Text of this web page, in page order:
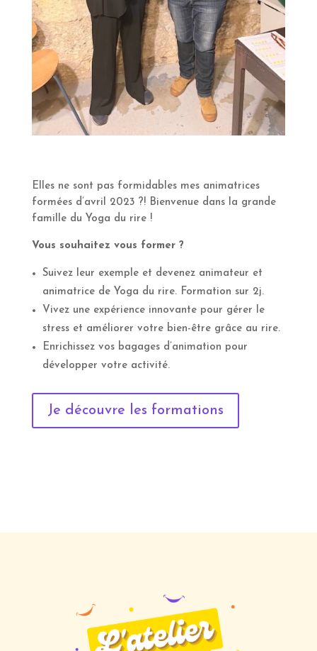
Elles ne sont pas formidables mes animatrices
formées d’avril 2023 ?! Bienvenue dans la grande
famille du Yoga du rire !
Vous souhaitez vous former ?
Suivez leur exemple et devenez animateur et
animatrice de Yoga du rire. Formation sur 2j.
Vivez une expérience innovante pour gérer le
stress et améliorer votre bien-être grâce au rire.
Enrichissez vos bagages d’animation pour
développer votre activité.
Je découvre les formations